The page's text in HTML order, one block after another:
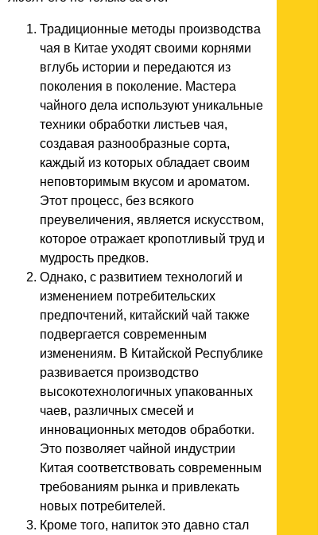
Традиционные методы производства
чая в Китае уходят своими корнями
вглубь истории и передаются из
поколения в поколение. Мастера
чайного дела используют уникальные
техники обработки листьев чая,
создавая разнообразные сорта,
каждый из которых обладает своим
неповторимым вкусом и ароматом.
Этот процесс, без всякого
преувеличения, является искусством,
которое отражает кропотливый труд и
мудрость предков.
Однако, с развитием технологий и
изменением потребительских
предпочтений, китайский чай также
подвергается современным
изменениям. В Китайской Республике
развивается производство
высокотехнологичных упакованных
чаев, различных смесей и
инновационных методов обработки.
Это позволяет чайной индустрии
Китая соответствовать современным
требованиям рынка и привлекать
новых потребителей.
Кроме того, напиток это давно стал